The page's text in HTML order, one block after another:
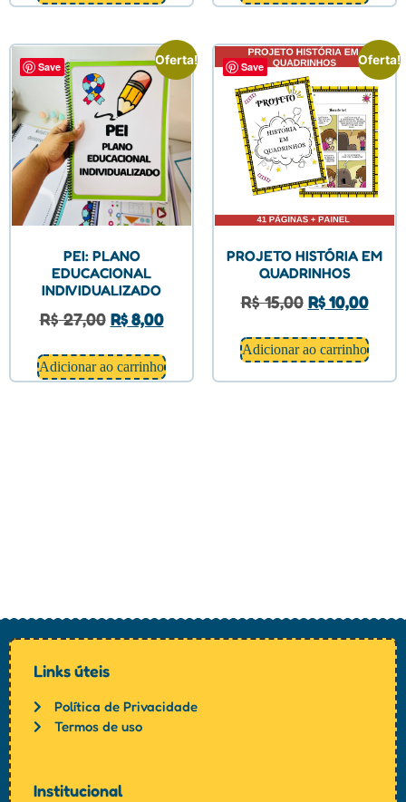
Save Oferta!
PEI: PLANO
EDUCACIONAL
INDIVIDUALIZADO
R$27,00 R$8,00
Adicionar ao carrinho
Save Oferta!
PROJETO HISTÓRIA EM
QUADRINHOS
R$15,00 R$10,00
Adicionar ao carrinho
Links úteis
Política de Privacidade
Termos de uso
Institucional